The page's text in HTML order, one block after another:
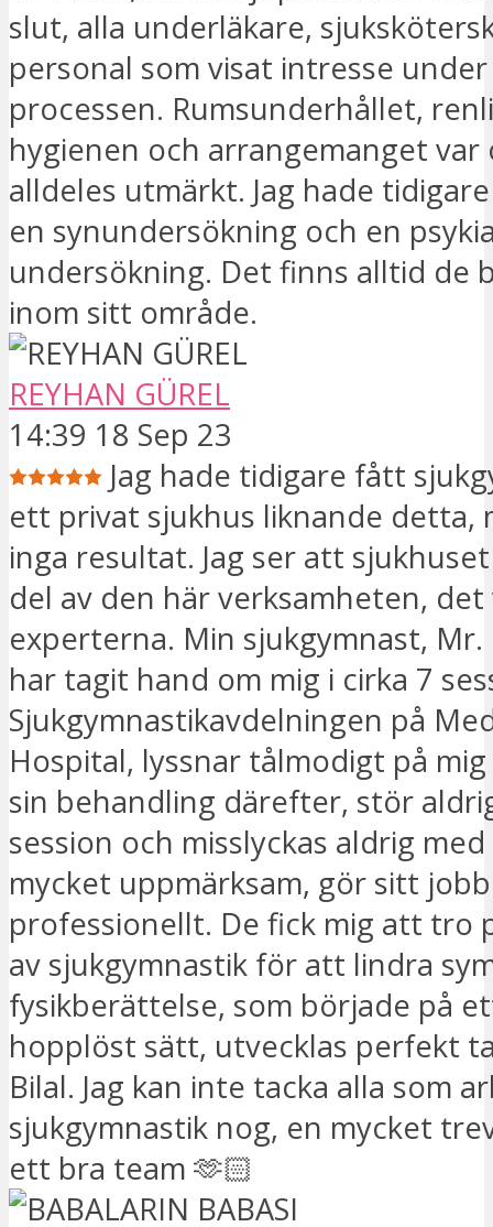
slut, alla underläkare,
personal som visat intresse
processen. Rumsunderhållet,
hygienen och arrangemanget var
alldeles utmärkt. Jag hade
en synundersökning och en
undersökning. Det finns alltid de
inom sitt område.
REYHAN GÜREL
14:39 18 Sep 23
Jag hade tidigare fått
ett privat sjukhus liknande detta,
inga resultat. Jag ser att
del av den här verksamheten, det
experterna. Min sjukgymnast, Mr.
har tagit hand om mig i cirka 7
Sjukgymnastikavdelningen på
Hospital, lyssnar tålmodigt på
sin behandling därefter, stör
session och misslyckas aldrig
mycket uppmärksam, gör sitt
professionellt. De fick mig att tro
av sjukgymnastik för att lindra
fysikberättelse, som började på
hopplöst sätt, utvecklas perfekt
Bilal. Jag kan inte tacka alla som
sjukgymnastik nog, en mycket
ett bra team 🫶🏻